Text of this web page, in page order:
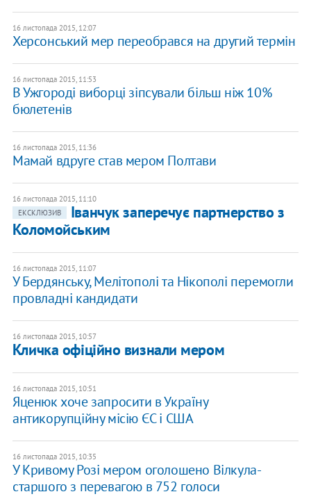
16 листопада 2015, 12:07
Херсонський мер переобрався на другий термін
16 листопада 2015, 11:53
В Ужгороді виборці зіпсували більш ніж 10%
бюлетенів
16 листопада 2015, 11:36
Мамай вдруге став мером Полтави
16 листопада 2015, 11:10
ЕКСКЛЮЗИВ
Іванчук заперечує партнерство з
Коломойським
16 листопада 2015, 11:07
У Бердянську, Мелітополі та Нікополі перемогли
провладні кандидати
16 листопада 2015, 10:57
Кличка офіційно визнали мером
16 листопада 2015, 10:51
Яценюк хоче запросити в Україну
антикорупційну місію ЄС і США
16 листопада 2015, 10:35
У Кривому Розі мером оголошено Вілкула-
старшого з перевагою в 752 голоси